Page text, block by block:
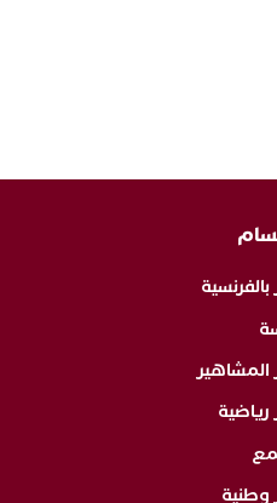
بالفرنسية
المشاهير
رياضية
وطنية